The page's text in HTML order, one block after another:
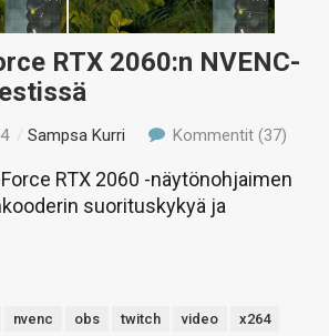
RTX 2060:n NVENC-
/Sampsa Kurri Kommentit (37)
RTX 2060 -näytönohjaimen
suorituskykyä ja
nvenc obs twitch video x264